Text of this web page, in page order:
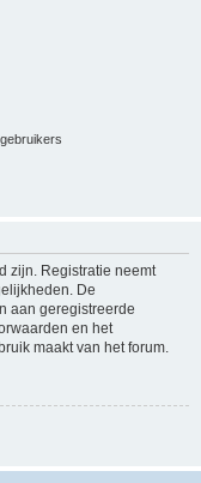
zijn. Registratie neemt
De
aan geregistreerde
en het
maakt van het forum.